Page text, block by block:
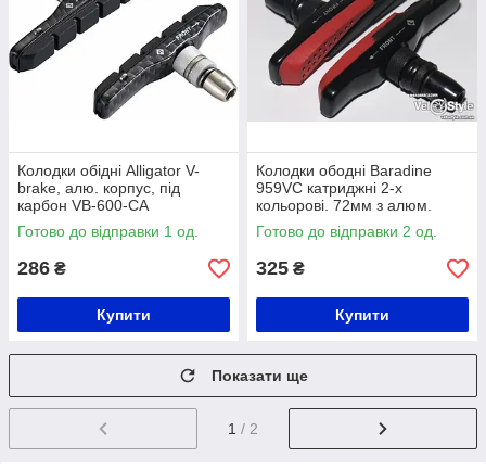
Колодки обідні Alligator V-
brake, алю. корпус, під
карбон VB-600-CA
Готово до відправки 1 од.
286 ₴
Купити
Колодки ободні Baradine
959VC катриджні 2-x
кольорові. 72мм з алюм.
корпусом
Готово до відправки 2 од.
325 ₴
Купити
Показати ще
1 / 2